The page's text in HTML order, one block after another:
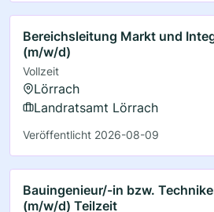
Bereichsleitung Markt und
(m/w/d)
Vollzeit
Lörrach
Landratsamt Lörrach
Veröffentlicht 2026-08-09
Bauingenieur/-in bzw.
(m/w/d) Teilzeit